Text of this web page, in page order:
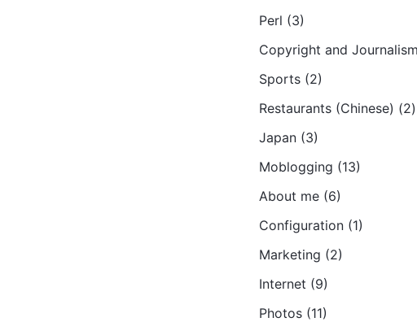
Perl (3)
Copyright and
Sports (2)
Restaurants (Chinese) (2)
Japan (3)
Moblogging (13)
About me (6)
Configuration (1)
Marketing (2)
Internet (9)
Photos (11)